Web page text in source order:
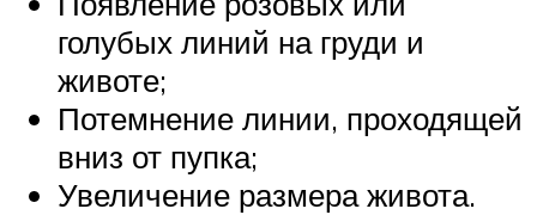
голубых линий на груди и
животе;
Потемнение линии, проходящей
вниз от пупка;
Увеличение размера живота.